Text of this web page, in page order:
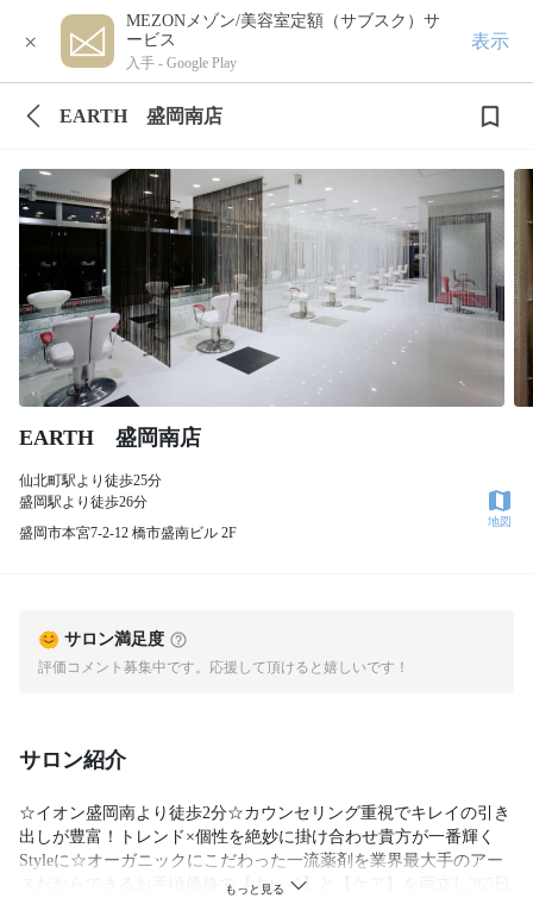
×
MEZONメゾン/美容室定額（サブスク）サ
ービス
入手 - Google Play
表示
EARTH 盛岡南店
EARTH 盛岡南店
仙北町駅より徒歩25分
盛岡駅より徒歩26分
盛岡市本宮7-2-12 橋市盛南ビル 2F
地図
サロン満足度
評価コメント募集中です。応援して頂けると嬉しいです！
サロン紹介
☆イオン盛岡南より徒歩2分☆カウンセリング重視でキレイの引き
出しが豊富！トレンド×個性を絶妙に掛け合わせ貴方が一番輝く
Styleに☆オーガニックにこだわった一流薬剤を業界最大手のアー
スだからできるお手頃価格で【キレイ】と【ケア】を両立し365日